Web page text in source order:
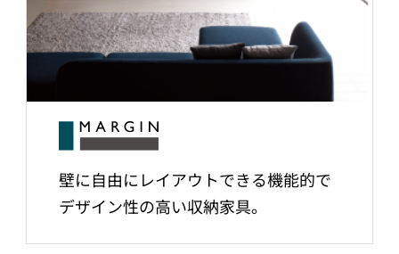
壁に自由にレイアウトできる機能的で
デザイン性の高い収納家具。